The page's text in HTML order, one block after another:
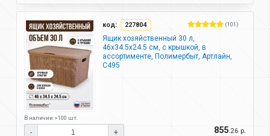
код: 227804 (101)
Ящик хозяйственный 30 л,
46х34.5х24.5 см, с крышкой, в
ассортименте, Полимербыт, Артлайн,
С495
В наличии >100 шт.
- + 855 .26 р.